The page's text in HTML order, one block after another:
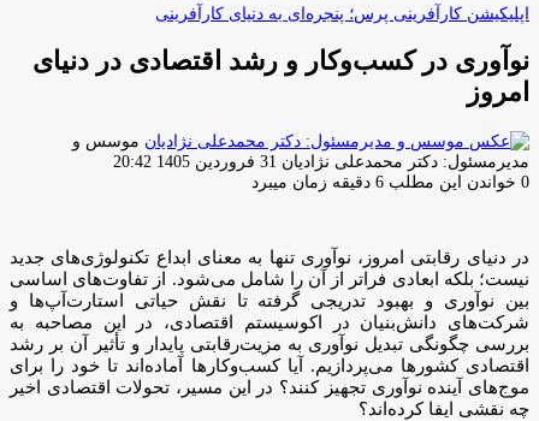
اپلیکیشن کارآفرینی پرس؛ پنجره‌ای به دنیای کارآفرینی
نوآوری در کسب‌وکار و رشد اقتصادی در دنیای
امروز
موسس و
مدیرمسئول: دکتر محمدعلی نژادیان ارسال
ایمیل
31 فروردین 1405 20:42
0 خواندن این مطلب 6 دقیقه زمان میبرد
در دنیای رقابتی امروز، نوآوری تنها به معنای ابداع تکنولوژی‌های جدید
نیست؛ بلکه ابعادی فراتر از آن را شامل می‌شود. از تفاوت‌های اساسی
بین نوآوری و بهبود تدریجی گرفته تا نقش حیاتی استارت‌آپ‌ها و
شرکت‌های دانش‌بنیان در اکوسیستم اقتصادی، در این مصاحبه به
بررسی چگونگی تبدیل نوآوری به مزیت‌رقابتی پایدار و تأثیر آن بر رشد
اقتصادی کشورها می‌پردازیم. آیا کسب‌وکارها آماده‌اند تا خود را برای
موج‌های آینده نوآوری تجهیز کنند؟ در این مسیر، تحولات اقتصادی اخیر
چه نقشی ایفا کرده‌اند؟